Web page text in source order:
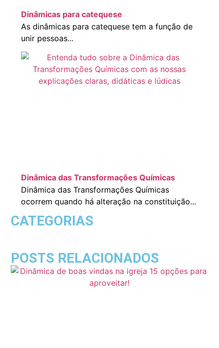
Dinâmicas para catequese
As dinâmicas para catequese tem a função de
unir pessoas...
Dinâmica das Transformações Químicas
Dinâmica das Transformações Químicas
ocorrem quando há alteração na constituição...
CATEGORIAS
POSTS RELACIONADOS